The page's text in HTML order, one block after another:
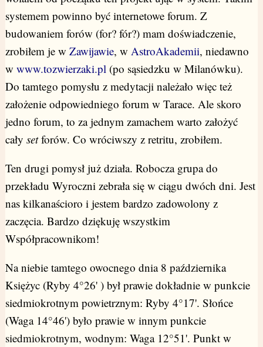
systemem powinno być internetowe forum. Z
budowaniem forów (for? fór?) mam doświadczenie,
zrobiłem je w Zawijawie, w AstroAkademii, niedawno
w www.tozwierzaki.pl(po sąsiedzku w Milanówku).
Do tamtego pomysłu z medytacji należało więc też
założenie odpowiedniego forum w Tarace. Ale skoro
jedno forum, to za jednym zamachem warto założyć
cały setforów. Co wróciwszy z retritu, zrobiłem.
Ten drugi pomysł już działa. Robocza grupa do
przekładu Wyroczni zebrała się w ciągu dwóch dni. Jest
nas kilkanaścioro i jestem bardzo zadowolony z
zaczęcia. Bardzo dziękuję wszystkim
Współpracownikom!
Na niebie tamtego owocnego dnia 8 października
Księżyc (Ryby 4°26' ) był prawie dokładnie w punkcie
siedmiokrotnym powietrznym: Ryby 4°17'. Słońce
(Waga 14°46') było prawie w innym punkcie
siedmiokrotnym, wodnym: Waga 12°51'. Punkt w